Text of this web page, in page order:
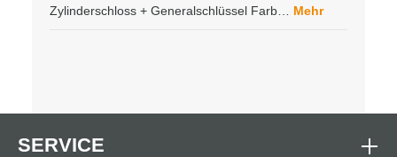
Zylinderschloss + Generalschlüssel Farb… Mehr
SERVICE